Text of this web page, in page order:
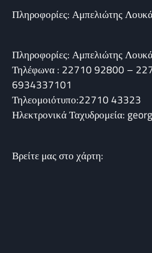
Πληροφορίες: Αμπελιώτης
Πληροφορίες: Αμπελιώτης
Τηλέφωνα : 22710 92800 –
6934337101
Τηλεομοιότυπο:22710 43323
Ηλεκτρονικά Ταχυδρομεία:
Βρείτε μας στο χάρτη: